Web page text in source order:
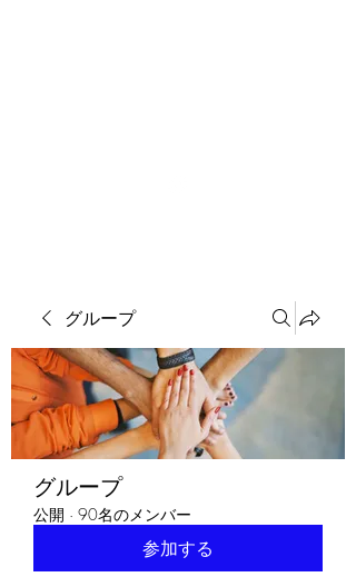
グループ
グループ
公開 · 90名のメンバー
参加する